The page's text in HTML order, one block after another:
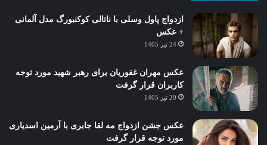
ازدواج پاول وسلی با ناتالی کوکنبورگ مدل آلمانی
+ عکس
24 تیر 1405
عکس مهران غفوریان برای رهبر شهید مورد توجه
کاربران قرار گرفت
20 تیر 1405
عکس جشن ازدواج مه لقا جابری با آرمین اسدیاری
مورد توجه قرار گرفت